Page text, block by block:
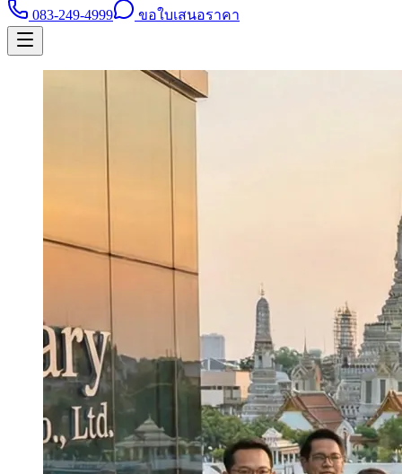
083-249-4999
ขอใบเสนอราคา